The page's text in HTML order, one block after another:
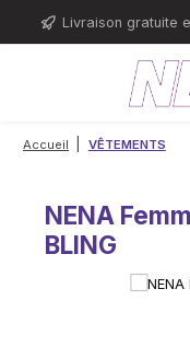
Passer au contenu
Livraison gratuite
Accueil VÊTEMENTS
NENA
BLING
Ignorer la galerie